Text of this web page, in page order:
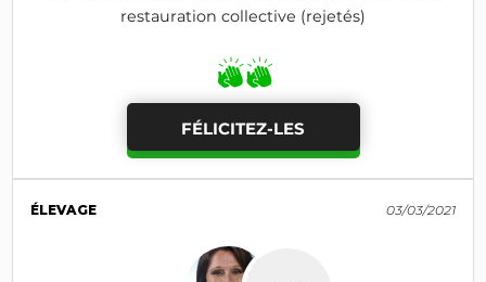
restauration collective (rejetés)
FÉLICITEZ-LES
ÉLEVAGE 03/03/2021